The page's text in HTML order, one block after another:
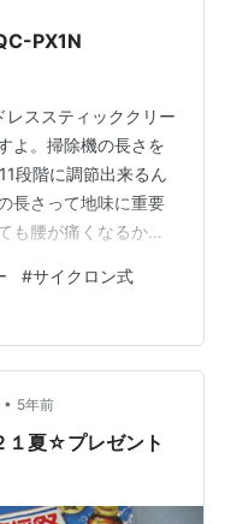
PX1N
ススティッククリー
よ。掃除機の長さを
段階に調節出来るん
長さって地味に重要
も腰が痛くなるか
さももちろん大事で
ことがネックになっ
。価格はオープンプ
コードレススティッ
さが合わなくて腰が
品だ…
#サイクロン式
• 5年前
１夏☆プレゼント